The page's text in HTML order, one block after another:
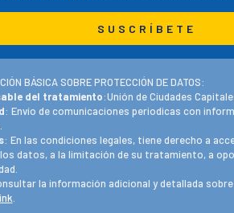
BÁSICA SOBRE PROTECCIÓN DE DATOS:
del tratamiento:Unión de Ciudades
: Envío de comunicaciones periodicas con
: En las condiciones legales, tiene derecho a
datos, a la limitación de su tratamiento, a
la información adicional y detallada